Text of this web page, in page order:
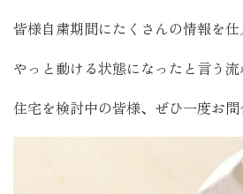
皆様自粛期間にたくさんの情報を仕
やっと動ける状態になったと言う流
住宅を検討中の皆様、ぜひ一度お問